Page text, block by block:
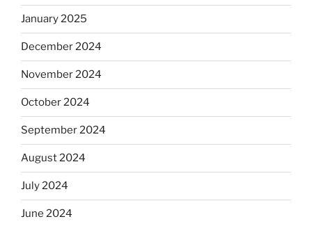
January 2025
December 2024
November 2024
October 2024
September 2024
August 2024
July 2024
June 2024